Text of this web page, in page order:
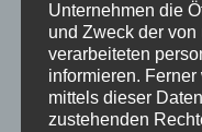
Unternehmen die
und Zweck der
verarbeiteten
informieren.
mittels dieser
zustehenden